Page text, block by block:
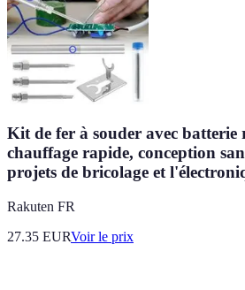
Kit de fer à souder avec batterie
chauffage rapide, conception
projets de bricolage et
Rakuten FR
27.35 EURVoir le prix